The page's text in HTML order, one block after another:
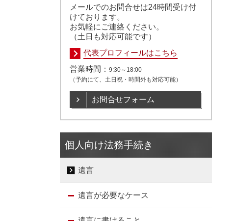
メールでのお問合せは24時間受け付
けております。
お気軽にご連絡ください。
（土日も対応可能です）
代表プロフィールはこちら
営業時間： 9:30～18:00
（予約にて、土日祝・時間外も対応可能）
お問合せフォーム
個人向け法務手続き
遺言
遺言が必要なケース